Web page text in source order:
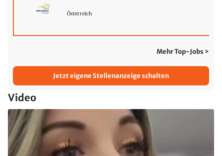
Österreich
Mehr Top-Jobs >
Jetzt eigene Stellenanzeige schalten
Video